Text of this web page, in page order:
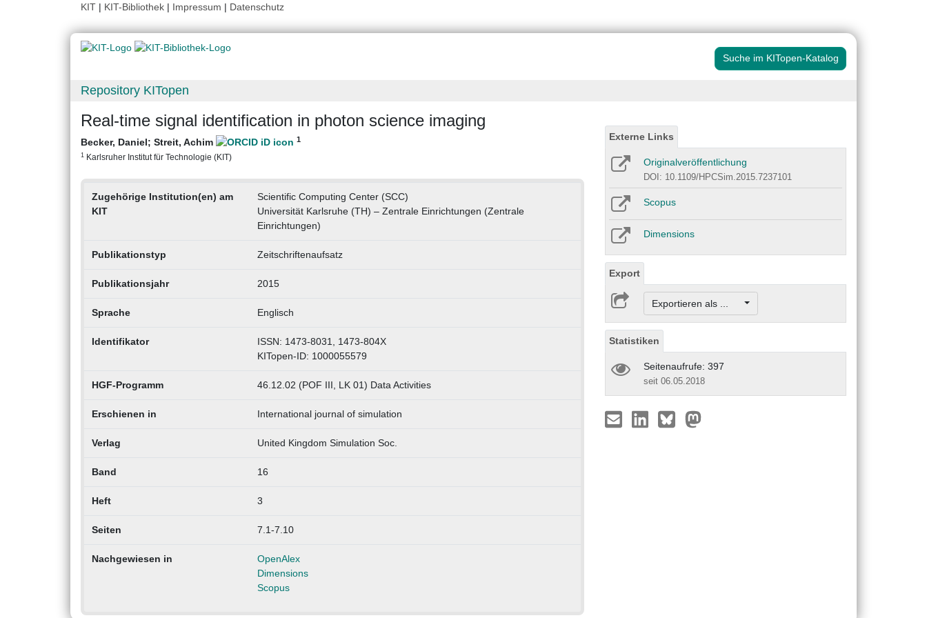
KIT | KIT-Bibliothek | Impressum | Datenschutz
Suche im KITopen-Katalog
Repository KITopen
Real-time signal identification in photon science imaging
Becker, Daniel; Streit, Achim 1
1 Karlsruher Institut für Technologie (KIT)
Zugehörige Institution(en) am
KIT
Scientific Computing Center (SCC)
Universität Karlsruhe (TH) – Zentrale Einrichtungen (Zentrale
Einrichtungen)
Publikationstyp Zeitschriftenaufsatz
Publikationsjahr 2015
Sprache Englisch
Identifikator
ISSN: 1473-8031, 1473-804X
KITopen-ID: 1000055579
HGF-Programm 46.12.02 (POF III, LK 01) Data Activities
Erschienen in International journal of simulation
Verlag United Kingdom Simulation Soc.
Band 16
Heft 3
Seiten 7.1-7.10
Nachgewiesen in
OpenAlex
Dimensions
Scopus
Externe Links
Originalveröffentlichung
DOI: 10.1109/HPCSim.2015.7237101
Scopus
Dimensions
Export
Exportieren als ...
Statistiken
Seitenaufrufe: 397
seit 06.05.2018